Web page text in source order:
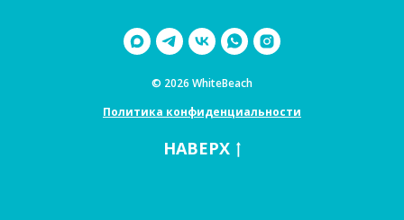
© 2026 WhiteBeach
Политика конфиденциальности
НАВЕРХ